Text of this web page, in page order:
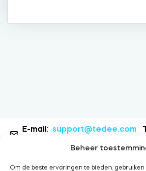
Beheer
Om de beste ervaringen te bieden,
Cilinders
Home toegang
E-mail: support@tedee.com